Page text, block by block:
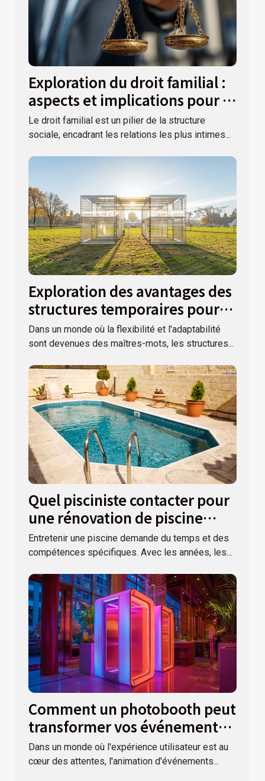
Exploration du droit familial :
aspects et implications pour la
société
Le droit familial est un pilier de la structure
sociale, encadrant les relations les plus intimes...
Exploration des avantages des
structures temporaires pour
événements extérieurs
Dans un monde où la flexibilité et l'adaptabilité
sont devenues des maîtres-mots, les structures...
Quel pisciniste contacter pour
une rénovation de piscine
dans le Var ?
Entretenir une piscine demande du temps et des
compétences spécifiques. Avec les années, les...
Comment un photobooth peut
transformer vos événements
spéciaux
Dans un monde où l'expérience utilisateur est au
cœur des attentes, l'animation d'événements...